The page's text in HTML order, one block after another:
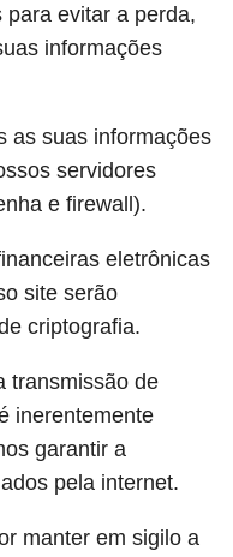
evitar a perda,
informações
suas informações
servidores
e firewall).
eletrônicas
site serão
criptografia.
de
inerentemente
garantir a
pela internet.
manter em sigilo a